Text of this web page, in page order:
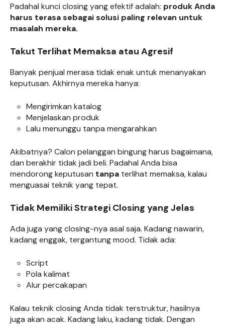
Padahal kunci closing yang efektif adalah: produk Anda
harus terasa sebagai solusi paling relevan untuk
masalah mereka.
Takut Terlihat Memaksa atau Agresif
Banyak penjual merasa tidak enak untuk menanyakan
keputusan. Akhirnya mereka hanya:
Mengirimkan katalog
Menjelaskan produk
Lalu menunggu tanpa mengarahkan
Akibatnya? Calon pelanggan bingung harus bagaimana,
dan berakhir tidak jadi beli. Padahal Anda bisa
mendorong keputusan tanpa terlihat memaksa, kalau
menguasai teknik yang tepat.
Tidak Memiliki Strategi Closing yang Jelas
Ada juga yang closing-nya asal saja. Kadang nawarin,
kadang enggak, tergantung mood. Tidak ada:
Script
Pola kalimat
Alur percakapan
Kalau teknik closing Anda tidak terstruktur, hasilnya
juga akan acak. Kadang laku, kadang tidak. Dengan